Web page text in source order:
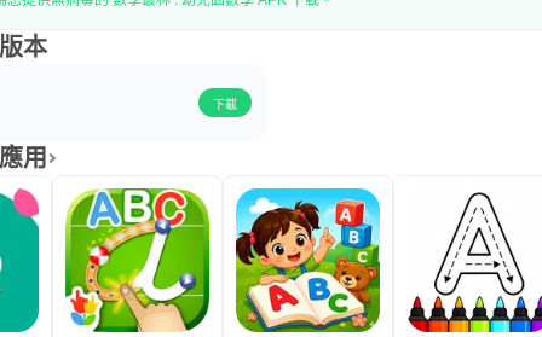
本
下載
用